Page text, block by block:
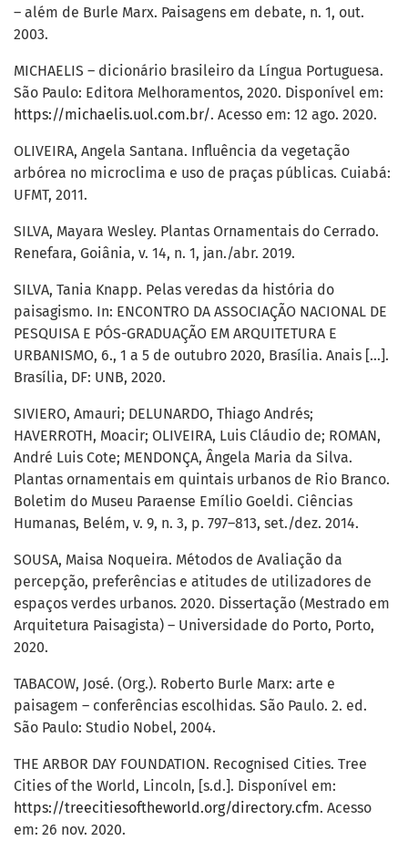
– além de Burle Marx. Paisagens em debate, n. 1, out.
2003.
MICHAELIS – dicionário brasileiro da Língua Portuguesa.
São Paulo: Editora Melhoramentos, 2020. Disponível em:
https://michaelis.uol.com.br/. Acesso em: 12 ago. 2020.
OLIVEIRA, Angela Santana. Influência da vegetação
arbórea no microclima e uso de praças públicas. Cuiabá:
UFMT, 2011.
SILVA, Mayara Wesley. Plantas Ornamentais do Cerrado.
Renefara, Goiânia, v. 14, n. 1, jan./abr. 2019.
SILVA, Tania Knapp. Pelas veredas da história do
paisagismo. In: ENCONTRO DA ASSOCIAÇÃO NACIONAL DE
PESQUISA E PÓS-GRADUAÇÃO EM ARQUITETURA E
URBANISMO, 6., 1 a 5 de outubro 2020, Brasília. Anais [...].
Brasília, DF: UNB, 2020.
SIVIERO, Amauri; DELUNARDO, Thiago Andrés;
HAVERROTH, Moacir; OLIVEIRA, Luis Cláudio de; ROMAN,
André Luis Cote; MENDONÇA, Ângela Maria da Silva.
Plantas ornamentais em quintais urbanos de Rio Branco.
Boletim do Museu Paraense Emílio Goeldi. Ciências
Humanas, Belém, v. 9, n. 3, p. 797–813, set./dez. 2014.
SOUSA, Maisa Noqueira. Métodos de Avaliação da
percepção, preferências e atitudes de utilizadores de
espaços verdes urbanos. 2020. Dissertação (Mestrado em
Arquitetura Paisagista) – Universidade do Porto, Porto,
2020.
TABACOW, José. (Org.). Roberto Burle Marx: arte e
paisagem – conferências escolhidas. São Paulo. 2. ed.
São Paulo: Studio Nobel, 2004.
THE ARBOR DAY FOUNDATION. Recognised Cities. Tree
Cities of the World, Lincoln, [s.d.]. Disponível em:
https://treecitiesoftheworld.org/directory.cfm. Acesso
em: 26 nov. 2020.